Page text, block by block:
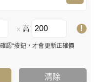
x 高 !
認"按鈕，才會更新正確價
清除